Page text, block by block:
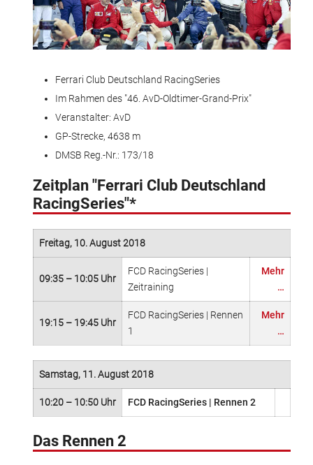
Ferrari Club Deutschland RacingSeries
Im Rahmen des "46. AvD-Oldtimer-Grand-Prix"
Veranstalter: AvD
GP-Strecke, 4638 m
DMSB Reg.-Nr.: 173/18
Zeitplan "Ferrari Club Deutschland
RacingSeries"*
Freitag, 10. August 2018
09:35 – 10:05 Uhr
FCD RacingSeries |
Zeitraining
Mehr
…
19:15 – 19:45 Uhr
FCD RacingSeries | Rennen
1
Mehr
…
Samstag, 11. August 2018
10:20 – 10:50 Uhr FCD RacingSeries | Rennen 2
Das Rennen 2